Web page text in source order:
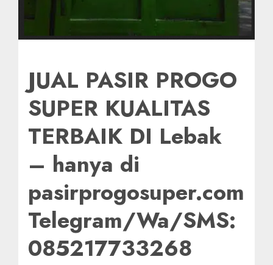
JUAL PASIR PROGO
SUPER KUALITAS
TERBAIK DI Lebak
– hanya di
pasirprogosuper.com
Telegram/Wa/SMS:
085217733268